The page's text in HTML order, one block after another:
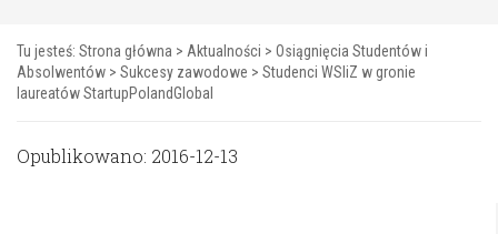
Tu jesteś: Strona główna > Aktualności > Osiągnięcia Studentów i
Absolwentów > Sukcesy zawodowe > Studenci WSIiZ w gronie
laureatów StartupPolandGlobal
Opublikowano: 2016-12-13